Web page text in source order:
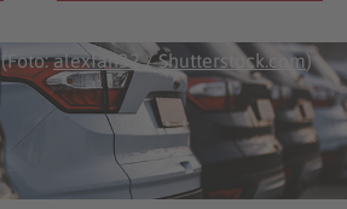
(Foto:alexfan32/Shutterstock.com)